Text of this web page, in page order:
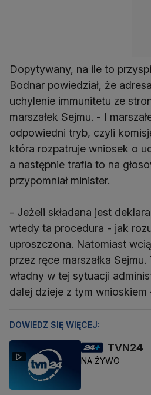
Dopytywany, na ile to
Bodnar powiedział, że
uchylenie immunitetu ze
marszałek Sejmu. - I
odpowiedni tryb, czyli
która rozpatruje wniosek o
a następnie trafia to na
przypomniał minister.
- Jeżeli składana jest
wtedy ta procedura - jak
uproszczona. Natomiast
przez ręce marszałka
władny w tej sytuacji
dalej dzieje z tym wnioskiem
DOWIEDZ SIĘ WIĘCEJ:
TVN24
NA ŻYWO